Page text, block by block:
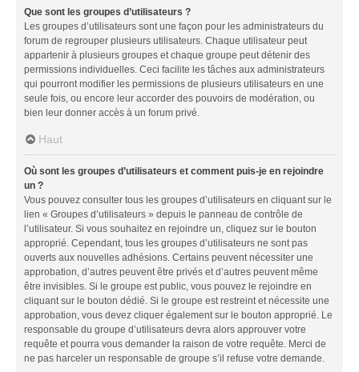
Que sont les groupes d’utilisateurs ?
Les groupes d’utilisateurs sont une façon pour les administrateurs du
forum de regrouper plusieurs utilisateurs. Chaque utilisateur peut
appartenir à plusieurs groupes et chaque groupe peut détenir des
permissions individuelles. Ceci facilite les tâches aux administrateurs
qui pourront modifier les permissions de plusieurs utilisateurs en une
seule fois, ou encore leur accorder des pouvoirs de modération, ou
bien leur donner accès à un forum privé.
Haut
Où sont les groupes d’utilisateurs et comment puis-je en rejoindre
un ?
Vous pouvez consulter tous les groupes d’utilisateurs en cliquant sur le
lien « Groupes d’utilisateurs » depuis le panneau de contrôle de
l’utilisateur. Si vous souhaitez en rejoindre un, cliquez sur le bouton
approprié. Cependant, tous les groupes d’utilisateurs ne sont pas
ouverts aux nouvelles adhésions. Certains peuvent nécessiter une
approbation, d’autres peuvent être privés et d’autres peuvent même
être invisibles. Si le groupe est public, vous pouvez le rejoindre en
cliquant sur le bouton dédié. Si le groupe est restreint et nécessite une
approbation, vous devez cliquer également sur le bouton approprié. Le
responsable du groupe d’utilisateurs devra alors approuver votre
requête et pourra vous demander la raison de votre requête. Merci de
ne pas harceler un responsable de groupe s’il refuse votre demande.